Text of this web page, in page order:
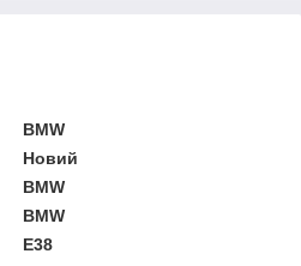
BMW
Новий
BMW
BMW
E38